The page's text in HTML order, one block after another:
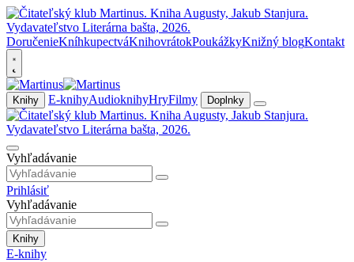
DoručenieKníhkupectváKnihovrátokPoukážkyKnižný blogKontakt
Knihy E-knihyAudioknihyHryFilmy Doplnky
Vyhľadávanie
Prihlásiť
Vyhľadávanie
Knihy
E-knihy